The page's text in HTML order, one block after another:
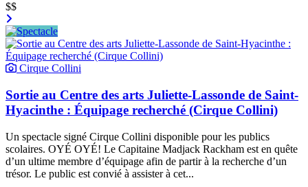
$$
Cirque Collini
Sortie au Centre des arts Juliette-Lassonde de Saint-
Hyacinthe : Équipage recherché (Cirque Collini)
Un spectacle signé Cirque Collini disponible pour les publics
scolaires. OYÉ OYÉ! Le Capitaine Madjack Rackham est en quête
d’un ultime membre d’équipage afin de partir à la recherche d’un
trésor. Le public est convié à assister à cet...